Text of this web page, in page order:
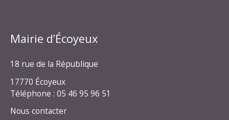
Mairie d’Écoyeux
18 rue de la République
17770 Écoyeux
Téléphone : 05 46 95 96 51
Nous contacter